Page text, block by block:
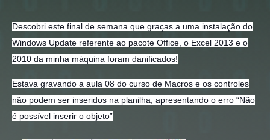
Descobri este final de semana que graças a uma instalação do
Windows Update referente ao pacote Office, o Excel 2013 e o
2010 da minha máquina foram danificados!
Estava gravando a aula 08 do curso de Macros e os controles
não podem ser inseridos na planilha, apresentando o erro “Não
é possível inserir o objeto”